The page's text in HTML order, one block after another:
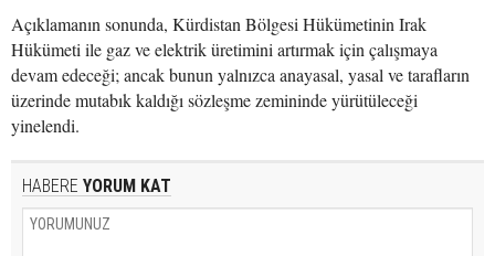
Açıklamanın sonunda, Kürdistan Bölgesi Hükümetinin Irak
Hükümeti ile gaz ve elektrik üretimini artırmak için çalışmaya
devam edeceği; ancak bunun yalnızca anayasal, yasal ve tarafların
üzerinde mutabık kaldığı sözleşme zemininde yürütüleceği
yinelendi.
HABERE YORUM KAT